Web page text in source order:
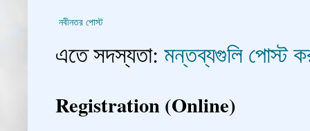
নবীনতর পোস্ট
এতে সদস্যতা: মন্তব্যগুলি পোস্ট
Registration (Online)